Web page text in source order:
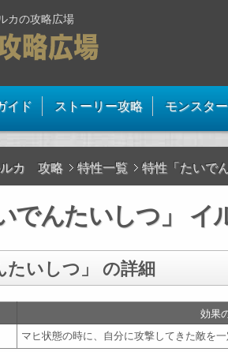
カの攻略広場
イド ストーリー攻略 モンスタ
ルカ 攻略 特性一覧 特性「たいで
でんたいしつ」 イ
たいしつ」 の詳細
効果
マヒ状態の時に、自分に攻撃してきた敵を